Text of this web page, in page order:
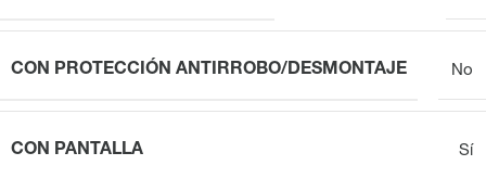
CON PROTECCIÓN ANTIRROBO/DESMONTAJE No
CON PANTALLA Sí